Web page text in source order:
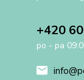
+420
po - pa